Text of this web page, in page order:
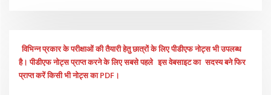
विभिन्न प्रकार के परीक्षाओं की तैयारी हेतु छात्रों के लिए पीडीएफ नोट्स भी उपलब्ध
है। पीडीएफ नोट्स प्राप्त करने के लिए सबसे पहले इस वेबसाइट का सदस्य बने फिर
प्राप्त करें किसी भी नोट्स का PDF।